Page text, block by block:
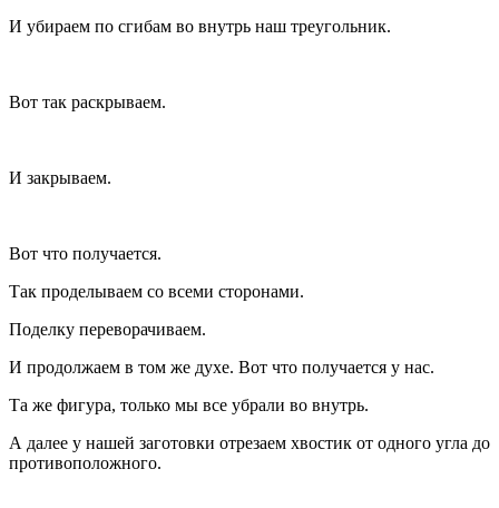
И убираем по сгибам во внутрь наш треугольник.
Вот так раскрываем.
И закрываем.
Вот что получается.
Так проделываем со всеми сторонами.
Поделку переворачиваем.
И продолжаем в том же духе. Вот что получается у нас.
Та же фигура, только мы все убрали во внутрь.
А далее у нашей заготовки отрезаем хвостик от одного угла до
противоположного.